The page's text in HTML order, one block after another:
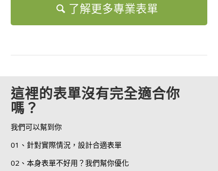
了解更多專業表單
這裡的表單沒有完全適合你
嗎？
我們可以幫到你
01、針對實際情況，設計合適表單
02、本身表單不好用？我們幫你優化